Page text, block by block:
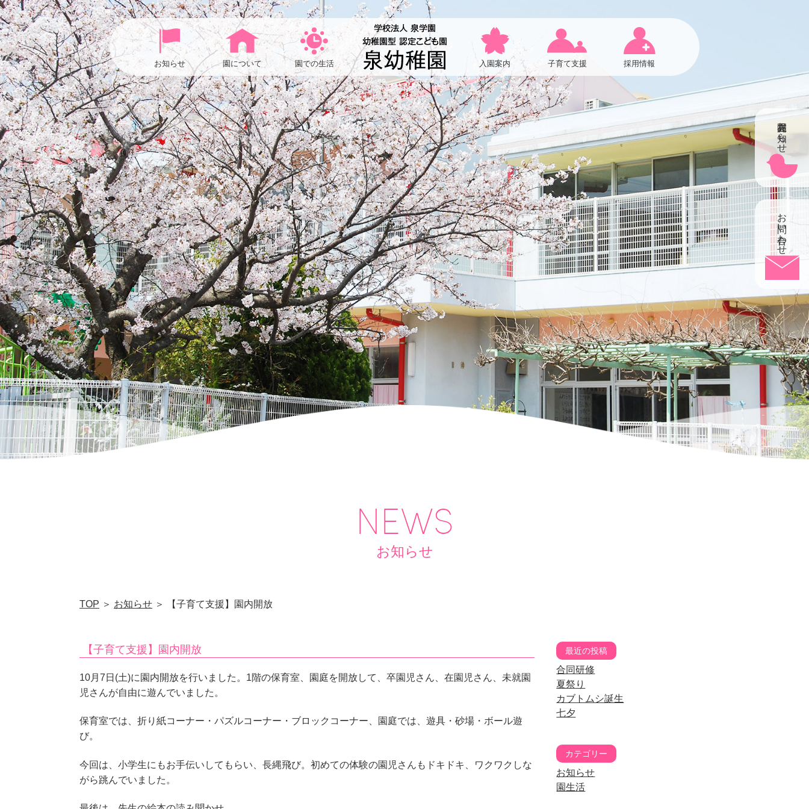
幼
稚
園
型
認
定
こ
ど
も
園
泉
幼
稚
園
｜
県
の
田
お知らせ 園について 園での生活 入園案内 子育て支援 採用情報
在園児お知らせ
お問い合わせ
NEWS
お知らせ
TOP ＞ お知らせ ＞ 【子育て支援】園内開放
【子育て支援】園内開放
10月7日(土)に園内開放を行いました。1階の保育室、園庭を開放して、卒園児さん、在園児さん、未就園
児さんが自由に遊んでいました。
保育室では、折り紙コーナー・パズルコーナー・ブロックコーナー、園庭では、遊具・砂場・ボール遊
び。
今回は、小学生にもお手伝いしてもらい、長縄飛び。初めての体験の園児さんもドキドキ、ワクワクしな
がら跳んでいました。
最近の投稿
合同研修
夏祭り
カブトムシ誕生
七夕
カテゴリー
お知らせ
園生活